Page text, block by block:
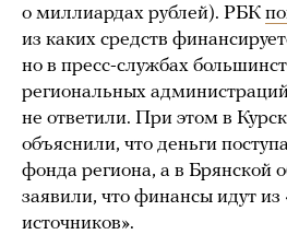
о миллиардах рублей). РБК
из каких средств
но в пресс-службах
региональных
не ответили. При этом в
объяснили, что деньги
фонда региона, а в Брянской
заявили, что финансы идут
источников».